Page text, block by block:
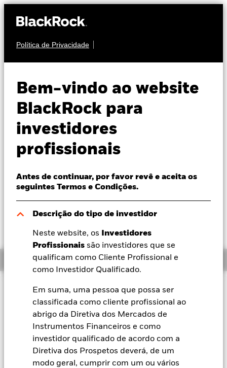
Política de Privacidade
Bem-vindo ao website
BlackRock para
investidores
profissionais
Antes de continuar, por favor revê e aceita os
seguintes Termos e Condições.
Descrição do tipo de investidor
Neste website, os
Investidores
Profissionais são investidores que se
qualificam como Cliente Profissional e
como Investidor Qualificado.
Em suma, uma pessoa que possa ser
classificada como cliente profissional ao
abrigo da Diretiva dos Mercados de
Instrumentos Financeiros e como
investidor qualificado de acordo com a
Diretiva dos Prospetos deverá, de um
modo geral, cumprir com um ou vários
Perspectivas
Visão de mercado
Recursos
Profissionais
Portugal
Change location
BlackRock
iShares
Aladdin
A nossa empresa
Fixed Maturity Bond
Fund 2029
EUR 10,64 EUR 0,02 (0,19%)
Resumo
Informação Importante: Capital em Risco.O valor investido
e seus rendimentos podem sofrer reduções ou aumentos e
não são garantidos. Investidores podem não reaver o
montante originalmente investido.
Todas as categorias de acções com cobertura cambial utilizam
derivados para a cobertura do risco cambial. A utilização de
derivados para uma categoria de acções pode implicar o risco